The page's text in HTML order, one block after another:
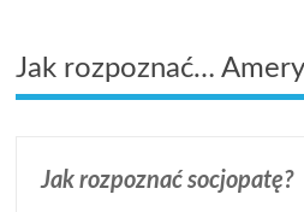
Jak rozpoznać…
Jak rozpoznać socjopatę?